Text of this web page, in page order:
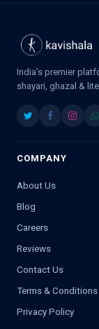
India's premier
shayari, ghazal &
COMPANY
About Us
Blog
Careers
Reviews
Contact Us
Terms & Conditions
Privacy Policy